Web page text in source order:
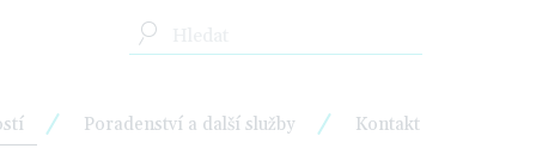
Poradenství a další služby Kontakt